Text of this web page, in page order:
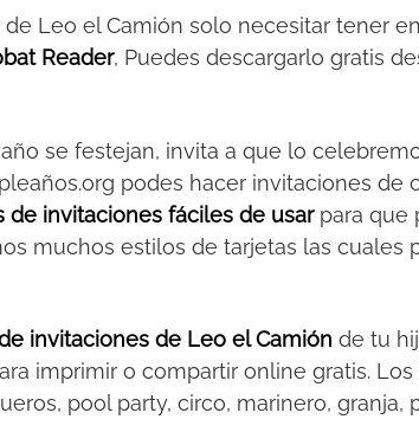
Leo el Camión solo necesitar tener
Reader, Puedes descargarlo gratis
se festejan, invita a que lo
podes hacer invitaciones de
de invitaciones fáciles de usarpara que
muchos estilos de tarjetas las cuales
invitaciones de Leo el Camión de tu
imprimir o compartir online gratis.
pool party, circo, marinero, granja,